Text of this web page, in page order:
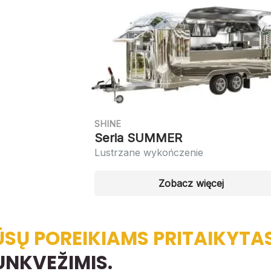
SHINE
Seria SUMMER
Lustrzane wykończenie
Zobacz więcej
POREIKIAMS